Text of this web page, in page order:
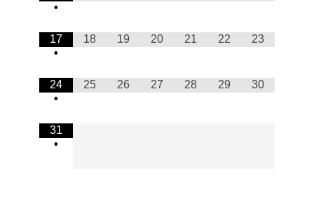
•
17
•
18 19 20 21 22 23
24
•
25 26 27 28 29 30
31
•